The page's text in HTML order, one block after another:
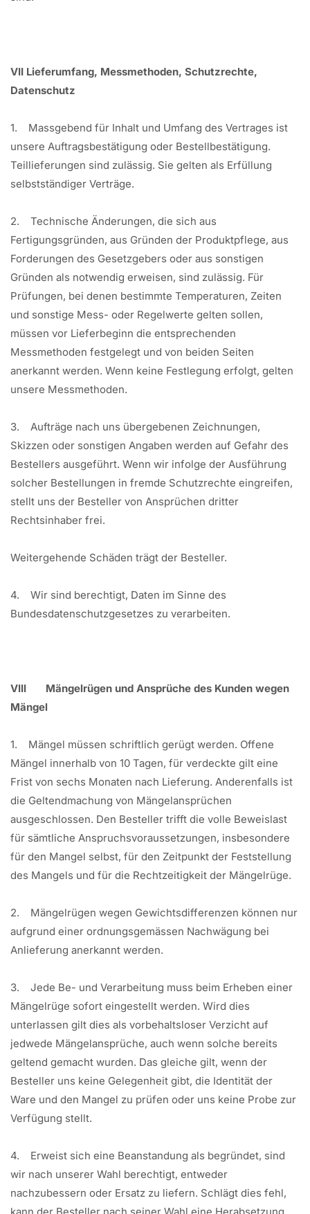
VII Lieferumfang, Messmethoden, Schutzrechte,
Datenschutz
1. Massgebend für Inhalt und Umfang des Vertrages ist
unsere Auftragsbestätigung oder Bestellbestätigung.
Teillieferungen sind zulässig. Sie gelten als Erfüllung
selbstständiger Verträge.
2. Technische Änderungen, die sich aus
Fertigungsgründen, aus Gründen der Produktpflege, aus
Forderungen des Gesetzgebers oder aus sonstigen
Gründen als notwendig erweisen, sind zulässig. Für
Prüfungen, bei denen bestimmte Temperaturen, Zeiten
und sonstige Mess- oder Regelwerte gelten sollen,
müssen vor Lieferbeginn die entsprechenden
Messmethoden festgelegt und von beiden Seiten
anerkannt werden. Wenn keine Festlegung erfolgt, gelten
unsere Messmethoden.
3. Aufträge nach uns übergebenen Zeichnungen,
Skizzen oder sonstigen Angaben werden auf Gefahr des
Bestellers ausgeführt. Wenn wir infolge der Ausführung
solcher Bestellungen in fremde Schutzrechte eingreifen,
stellt uns der Besteller von Ansprüchen dritter
Rechtsinhaber frei.
Weitergehende Schäden trägt der Besteller.
4. Wir sind berechtigt, Daten im Sinne des
Bundesdatenschutzgesetzes zu verarbeiten.
VIII Mängelrügen und Ansprüche des Kunden wegen
Mängel
1. Mängel müssen schriftlich gerügt werden. Offene
Mängel innerhalb von 10 Tagen, für verdeckte gilt eine
Frist von sechs Monaten nach Lieferung. Anderenfalls ist
die Geltendmachung von Mängelansprüchen
ausgeschlossen. Den Besteller trifft die volle Beweislast
für sämtliche Anspruchsvoraussetzungen, insbesondere
für den Mangel selbst, für den Zeitpunkt der Feststellung
des Mangels und für die Rechtzeitigkeit der Mängelrüge.
2. Mängelrügen wegen Gewichtsdifferenzen können nur
aufgrund einer ordnungsgemässen Nachwägung bei
Anlieferung anerkannt werden.
3. Jede Be- und Verarbeitung muss beim Erheben einer
Mängelrüge sofort eingestellt werden. Wird dies
unterlassen gilt dies als vorbehaltsloser Verzicht auf
jedwede Mängelansprüche, auch wenn solche bereits
geltend gemacht wurden. Das gleiche gilt, wenn der
Besteller uns keine Gelegenheit gibt, die Identität der
Ware und den Mangel zu prüfen oder uns keine Probe zur
Verfügung stellt.
4. Erweist sich eine Beanstandung als begründet, sind
wir nach unserer Wahl berechtigt, entweder
nachzubessern oder Ersatz zu liefern. Schlägt dies fehl,
kann der Besteller nach seiner Wahl eine Herabsetzung